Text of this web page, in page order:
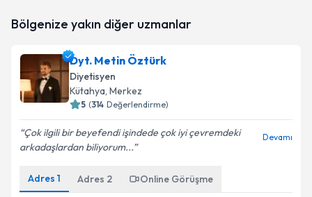
Size bu uzmandan randevu almanız için bir takvim
E-posta Adresiniz
Kişisel verilerimin işlenmesine ilişkinAydınlatma
Metni'ni okudum ve kişisel verilerimin belirtilen
Bölgenize yakın diğer uzmanlar
Dyt. Metin Öztürk
Diyetisyen
Kütahya, Merkez
5 (314 Değerlendirme)
Çok ilgili bir beyefendi işindede çok iyi çevremdeki
arkadaşlardan biliyorum...
Devamı
Adres 1 Adres 2 Online Görüşme